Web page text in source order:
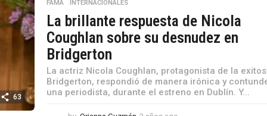
63
FAMA
,INTERNACIONALES
La brillante respuesta de Nicola
Coughlan sobre su desnudez en
Bridgerton
La actriz Nicola Coughlan, protagonista de la
Bridgerton, respondió de manera irónica y
una periodista, durante el estreno en Dublín. Y...